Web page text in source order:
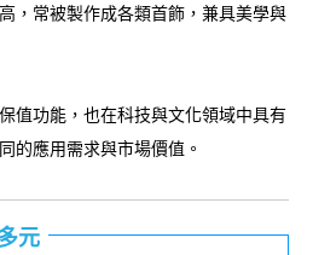
，常被製作成各類首飾，兼具美學與
值功能，也在科技與文化領域中具有
的應用需求與市場價值。
元